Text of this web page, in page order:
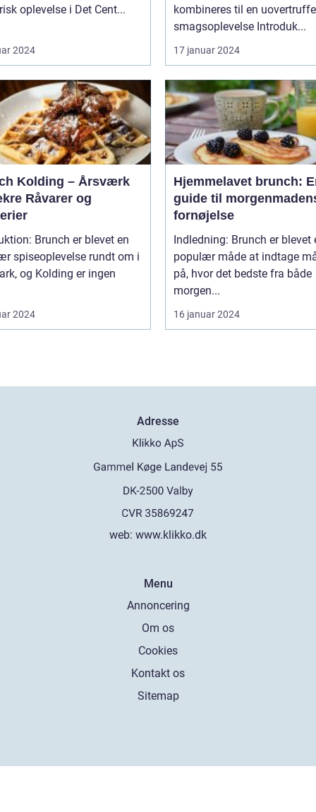
oplevelse i Det Cent...
2024
kombineres til en
smagsoplevelse Introduk...
17 januar 2024
Kolding – Årsværk
Råvarer og
Brunch er blevet en
spiseoplevelse rundt om i
og Kolding er ingen
2024
Hjemmelavet brunch:
guide til
fornøjelse
Indledning: Brunch er blevet
populær måde at indtage
på, hvor det bedste fra både
morgen...
16 januar 2024
Adresse
web: www.klikko.dk
Menu
Annoncering
Om os
Cookies
Kontakt os
Sitemap